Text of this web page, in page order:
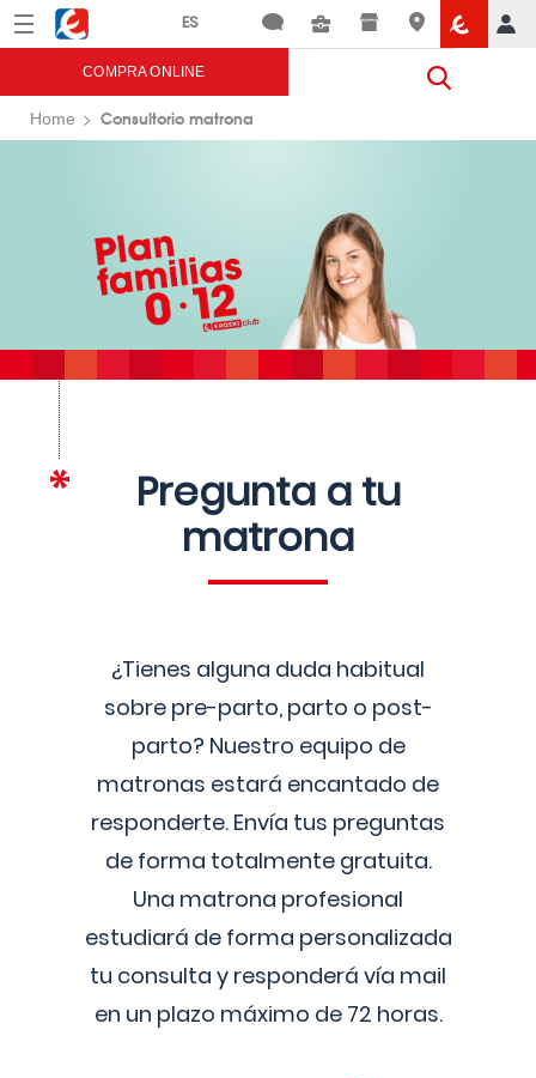
Menú Eroski
COMPRA ONLINE
Home Consultorio matrona
Pregunta a tu
matrona
¿Tienes alguna duda habitual
sobre pre-parto, parto o post-
parto? Nuestro equipo de
matronas estará encantado de
responderte. Envía tus preguntas
de forma totalmente gratuita.
Una matrona profesional
estudiará de forma personalizada
tu consulta y responderá vía mail
en un plazo máximo de 72 horas.